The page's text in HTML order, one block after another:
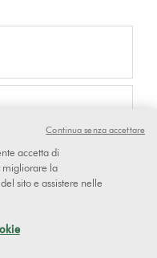
su come
spazzola
accetta di
migliorare la
sito e assistere nelle
Continua senza accettare